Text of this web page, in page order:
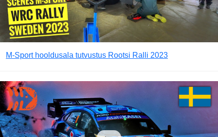
M-Sport hooldusala tutvustus Rootsi Ralli 2023